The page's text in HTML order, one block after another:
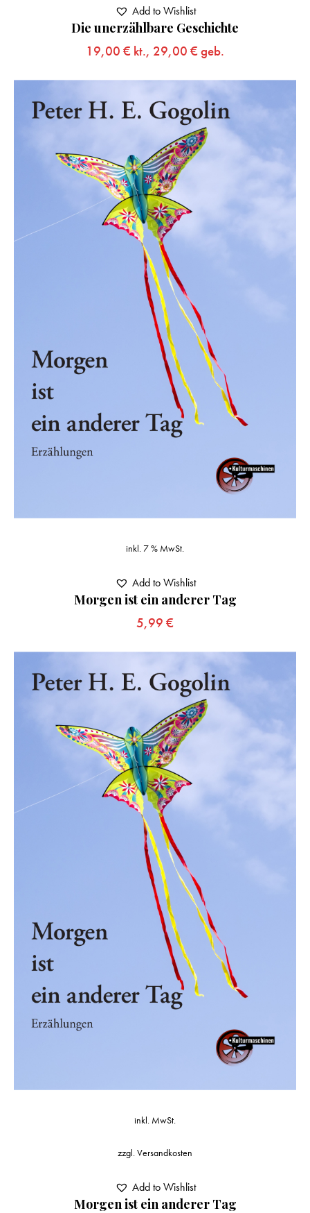
Die unerzählbare Geschichte
19,00 € kt., 29,00 € geb.
Add to Wishlist
Morgen ist ein anderer Tag
5,99 €
inkl. 7 % MwSt.
Add to Wishlist
Morgen ist ein anderer Tag
inkl. MwSt.
zzgl.Versandkosten
Add to Wishlist